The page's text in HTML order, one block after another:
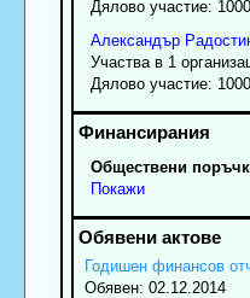
Дялово участие:
Александър
Участва в 1
Дялово участие:
Обществени
Покажи
Годишен финансов
Обявен: 02.12.2014